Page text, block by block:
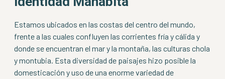
Estamos ubicados en las costas del centro del mundo,
frente a las cuales confluyen las corrientes fría y cálida y
donde se encuentran el mar y la montaña, las culturas chola
y montubia. Esta diversidad de paisajes hizo posible la
domesticación y uso de una enorme variedad de